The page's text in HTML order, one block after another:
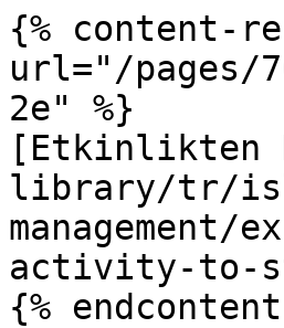
{% content-
url="/pages/
2e" %}
[Etkinlikten
library/tr/
management/
activity-to-
{%